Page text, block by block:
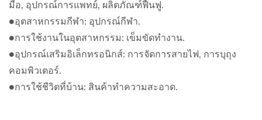
มือ, อุปกรณ์การแพทย์, ผลิตภัณฑ์ฟื้นฟู.
●อุตสาหกรรมกีฬา: อุปกรณ์กีฬา.
●การใช้งานในอุตสาหกรรม: เข็มขัดทำงาน.
●อุปกรณ์เสริมอิเล็กทรอนิกส์: การจัดการสายไฟ, การบุถุง
คอมพิวเตอร์.
●การใช้ชีวิตที่บ้าน: สินค้าทำความสะอาด.